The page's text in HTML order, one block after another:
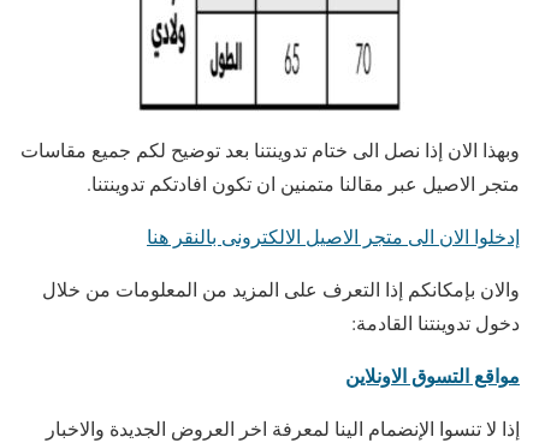
وبهذا الان إذا نصل الى ختام تدوينتنا بعد توضيح لكم جميع مقاسات
متجر الاصيل عبر مقالنا متمنين ان تكون افادتكم تدوينتنا.
إدخلوا الان الى متجر الاصيل الالكترونى بالنقر هنا
والان بإمكانكم إذا التعرف على المزيد من المعلومات من خلال
دخول تدوينتنا القادمة:
مواقع التسوق الاونلاين
إذا لا تنسوا الإنضمام الينا لمعرفة اخر العروض الجديدة والاخبار